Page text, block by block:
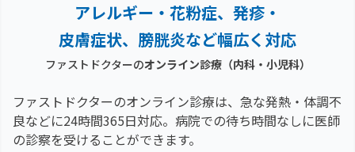
アレルギー・花粉症、 発疹・
皮膚症状、膀胱炎など幅広く対応
ファストドクターのオンライン診療（内科・小児科）
ファストドクターのオンライン診療は、急な発熱・体調不
良などに24時間365日対応。 病院での待ち時間なしに医師
の診察を受けることができます。